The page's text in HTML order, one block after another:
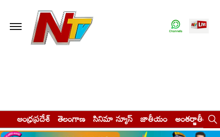
ఆంధ్రప్రదేశ్ తెలంగాణ సినిమా న్యూస్ జాతీయం అంతర్జాతీయం